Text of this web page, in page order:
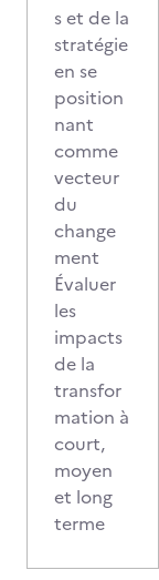
s et de la
stratégie
en se
position
nant
comme
vecteur
du
change
ment
Évaluer
les
impacts
de la
transfor
mation à
court,
moyen
et long
terme